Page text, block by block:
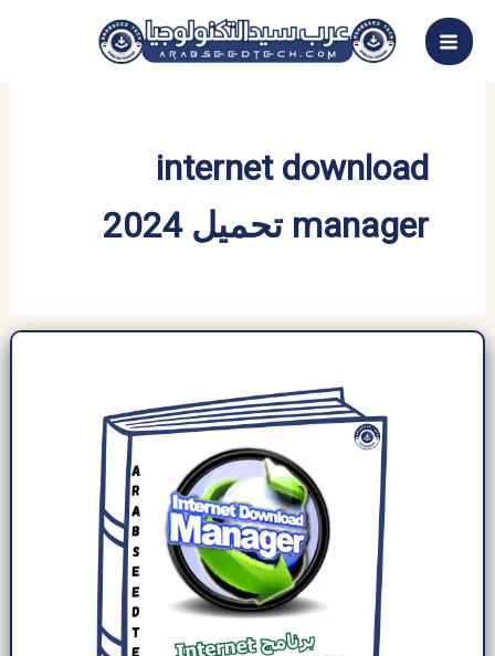
تخطي
إلى
internet download
manager تحميل 2024